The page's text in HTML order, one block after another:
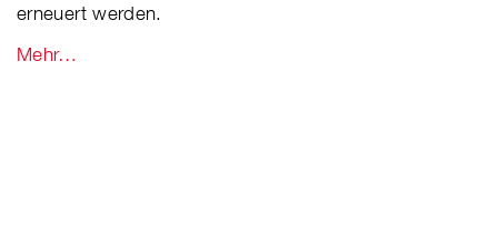
erneuert werden.
Mehr…